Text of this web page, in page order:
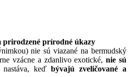
prirodzené prírodné úkazy
nie sú viazané na bermudský
vzácne a zdanlivo exotické,nie sú
keď bývajú zveličované a